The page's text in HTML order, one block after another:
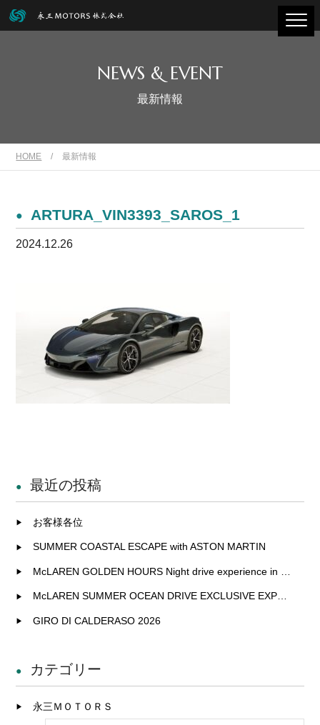
NEWS & EVENT
最新情報
HOME / 最新情報
ARTURA_VIN3393_SAROS_1
2024.12.26
最近の投稿
お客様各位
SUMMER COASTAL ESCAPE with ASTON MARTIN
McLAREN GOLDEN HOURS Night drive experience in Fukuoka
McLAREN SUMMER OCEAN DRIVE EXCLUSIVE EXPERIENCE IN KITAKYUSHU
GIRO DI CALDERASO 2026
カテゴリー
永三ＭＯＴＯＲＳ